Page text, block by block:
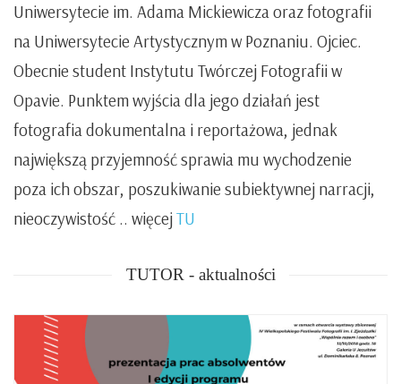
Uniwersytecie im. Adama Mickiewicza oraz fotografii
na Uniwersytecie Artystycznym w Poznaniu. Ojciec.
Obecnie student Instytutu Twórczej Fotografii w
Opavie. Punktem wyjścia dla jego działań jest
fotografia dokumentalna i reportażowa, jednak
największą przyjemność sprawia mu wychodzenie
poza ich obszar, poszukiwanie subiektywnej narracji,
nieoczywistość .. więcejTU
TUTOR - aktualności